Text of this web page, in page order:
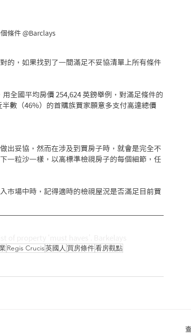
條件 @Barclays
的，如果找到了一間滿足不妥協清單上所有條件
全國平均房價 254,624 英鎊舉例，對滿足條件的
數（46%）的首購族買家願意多支付高達總價
出妥協，然而在涉及到買房子時，就會是完全不
一粒沙一樣，以高標準檢視房子的每個細節，任
市場中時，記得適時的檢視屋況是否滿足目前買
Regis Crucis英國人 買房條件看房觀點